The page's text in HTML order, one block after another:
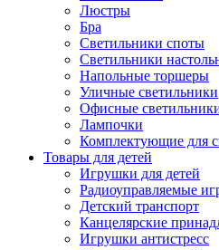
Люстры
Бра
Светильники споты
Светильники
Напольные торшеры
Уличные светильники
Офисные
Лампочки
Комплектующие для
Товары для детей
Игрушки для детей
Радиоуправляемые
Детский транспорт
Канцелярские
Игрушки антистресс